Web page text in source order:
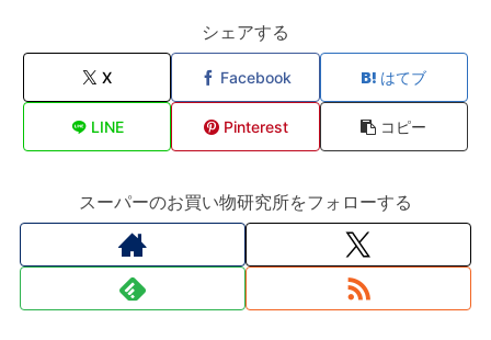
シェアする
X Facebook はてブ
LINE Pinterest コピー
スーパーのお買い物研究所をフォローする